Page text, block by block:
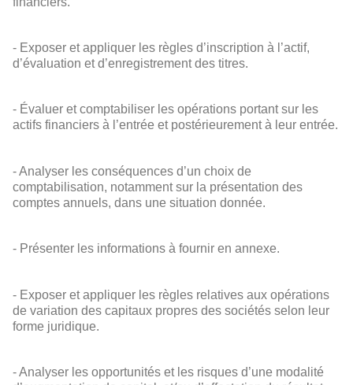
- Exposer et appliquer les règles d’inscription à l’actif,
d’évaluation et d’enregistrement des titres.
- Évaluer et comptabiliser les opérations portant sur les
actifs financiers à l’entrée et postérieurement à leur entrée.
- Analyser les conséquences d’un choix de
comptabilisation, notamment sur la présentation des
comptes annuels, dans une situation donnée.
- Présenter les informations à fournir en annexe.
- Exposer et appliquer les règles relatives aux opérations
de variation des capitaux propres des sociétés selon leur
forme juridique.
- Analyser les opportunités et les risques d’une modalité